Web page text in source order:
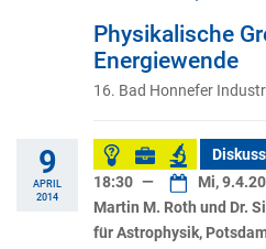
Physikalische
Energiewende
16. Bad Honnefer
9
APRIL
2014
18:30 — Mi,
Martin M. Roth und Dr.
für Astrophysik,